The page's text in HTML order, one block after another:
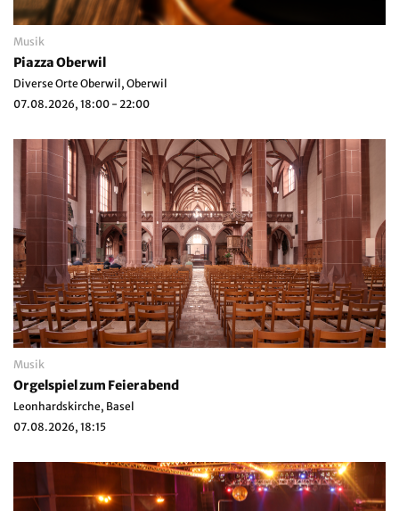
Musik
Piazza Oberwil
Diverse Orte Oberwil, Oberwil
07.08.2026, 18:00 - 22:00
Musik
Orgelspiel zum Feierabend
Leonhardskirche, Basel
07.08.2026, 18:15